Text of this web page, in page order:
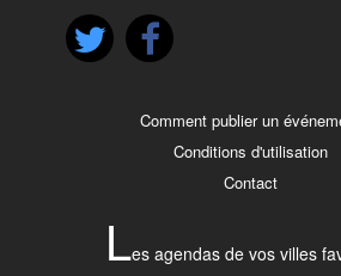
Comment publier un
Conditions d'utilisation
Contact
Les agendas de vos villes